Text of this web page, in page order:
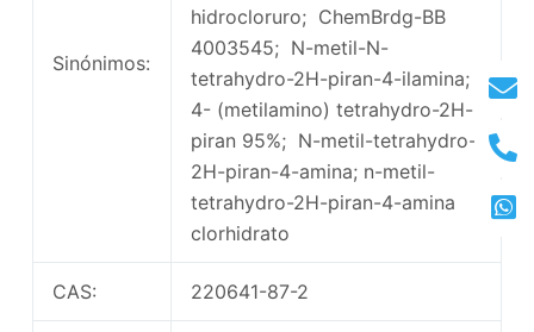
Sinónimos:
hidrocloruro; ChemBrdg-BB
4003545; N-metil-N-
tetrahydro-2H-piran-4-ilamina;
4- (metilamino) tetrahydro-2H-
piran 95%; N-metil-tetrahydro-
2H-piran-4-amina; n-metil-
tetrahydro-2H-piran-4-amina
clorhidrato
CAS: 220641-87-2